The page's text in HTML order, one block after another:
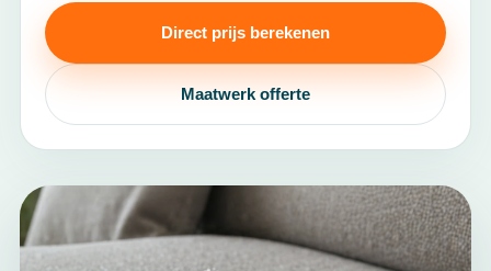
Direct prijs berekenen
Maatwerk offerte